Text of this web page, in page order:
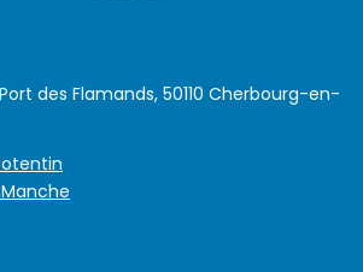
des Flamands, 50110 Cherbourg-en-